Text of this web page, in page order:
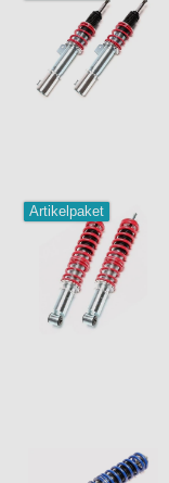
Artikelpaket